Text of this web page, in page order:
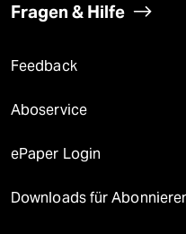
Fragen & Hilfe
Feedback
Aboservice
ePaper Login
Downloads für